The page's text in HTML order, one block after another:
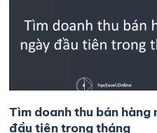
Tìm doanh thu bán hàng
đầu tiên trong tháng